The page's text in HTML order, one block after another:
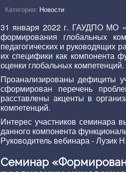
Категория: Новости
31 января 2022 г. ГАУДПО МО
формирования глобальных
педагогических и руководящих
их специфики как компонента
оценки глобальных компетенций.
Проанализированы дефициты
сформирован перечень
расставлены акценты в
компетенций.
Интерес участников семинара
данного компонента
Руководитель вебинара -
Семинар